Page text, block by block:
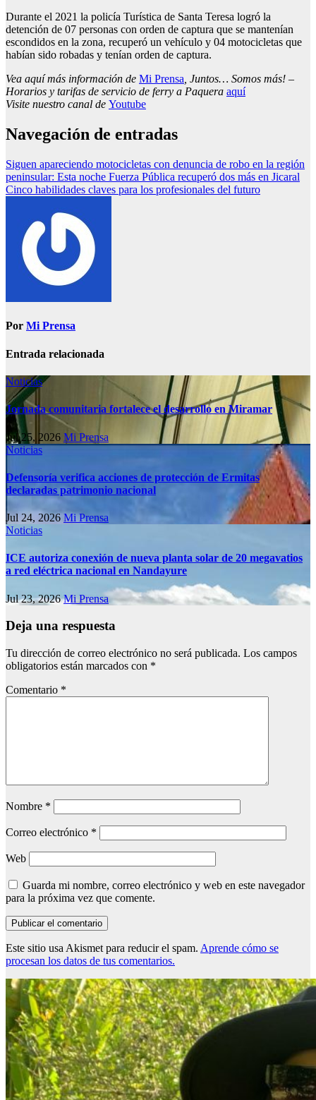
Durante el 2021 la policía Turística de Santa Teresa logró la
detención de 07 personas con orden de captura que se mantenían
escondidos en la zona, recuperó un vehículo y 04 motocicletas que
habían sido robadas y tenían orden de captura.
Vea aquí más información de Mi Prensa, Juntos… Somos más! –
Horarios y tarifas de servicio de ferry a Paquera aquí
Visite nuestro canal de Youtube
Navegación de entradas
Siguen apareciendo motocicletas con denuncia de robo en la región
peninsular: Esta noche Fuerza Pública recuperó dos más en Jicaral
Cinco habilidades claves para los profesionales del futuro
Por Mi Prensa
Entrada relacionada
Noticias
Jornada comunitaria fortalece el desarrollo en Miramar
Jul 25, 2026 Mi Prensa
Noticias
Defensoría verifica acciones de protección de Ermitas
declaradas patrimonio nacional
Jul 24, 2026Mi Prensa
Noticias
ICE autoriza conexión de nueva planta solar de 20 megavatios
a red eléctrica nacional en Nandayure
Jul 23, 2026Mi Prensa
Deja una respuesta
Tu dirección de correo electrónico no será publicada. Los campos
obligatorios están marcados con *
Comentario *
Nombre *
Correo electrónico *
Web
Guarda mi nombre, correo electrónico y web en este navegador
para la próxima vez que comente.
Este sitio usa Akismet para reducir el spam. Aprende cómo se
procesan los datos de tus comentarios.